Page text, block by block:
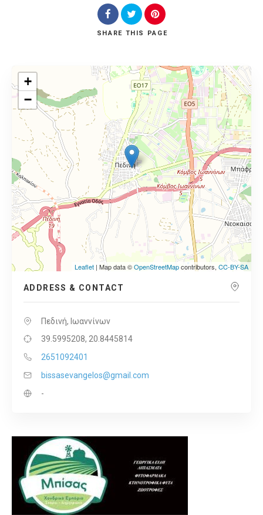
SHARE THIS PAGE
+
−
Leaflet | Map data ©OpenStreetMapcontributors, CC-BY-SA
ADDRESS & CONTACT
Πεδινή, Ιωαννίνων
39.5995208, 20.8445814
2651092401
bissasevangelos@gmail.com
-